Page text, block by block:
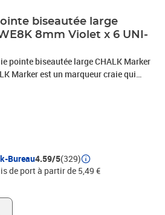
biseautée large
8mm Violet x 6 UNI-
pointe biseautée large CHALK Marker
Marker est un marqueur craie qui
utilisé à l'intérieur comme à l'exterieur,
Bureau4.59/5(329)
de port à partir de 5,49 €